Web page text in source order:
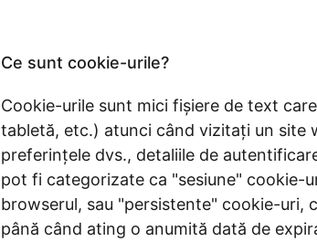
Ce sunt cookie-urile?
Cookie-urile sunt mici fișiere de text
tabletă, etc.) atunci când vizitați un site
preferințele dvs., detaliile de
pot fi categorizate ca "sesiune" cookie-
browserul, sau "persistente" cookie-uri,
până când ating o anumită dată de